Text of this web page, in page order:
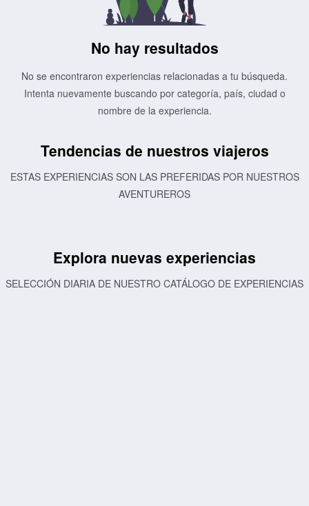
No hay resultados
No se encontraron experiencias relacionadas a tu búsqueda.
Intenta nuevamente buscando por categoría, país, ciudad o
nombre de la experiencia.
Tendencias de nuestros viajeros
ESTAS EXPERIENCIAS SON LAS PREFERIDAS POR NUESTROS
AVENTUREROS
Explora nuevas experiencias
SELECCIÓN DIARIA DE NUESTRO CATÁLOGO DE EXPERIENCIAS